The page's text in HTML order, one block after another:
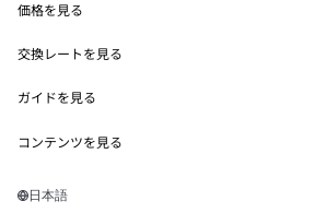
MetaMask Connect
Snaps
Web3サービス
セキュリティ
サポート
キャリア
価格を見る
イーサリアムの価格
Solanaの価格
Tetherの価格
交換レートを見る
ETH→USD
USDT→INR
BTC→INR
ガイドを見る
ETHの購入
コンテンツを見る
Solanaウォレット
日本語